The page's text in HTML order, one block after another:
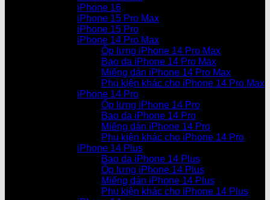
iPhone 16
iPhone 15 Pro Max
iPhone 15 Pro
iPhone 14 Pro Max
Ốp lưng iPhone 14 Pro Max
Bao da iPhone 14 Pro Max
Miếng dán iPhone 14 Pro Max
Phụ kiện khác cho iPhone 14 Pro Max
iPhone 14 Pro
Ốp lưng iPhone 14 Pro
Bao da iPhone 14 Pro
Miếng dán iPhone 14 Pro
Phụ kiện khác cho iPhone 14 Pro
iPhone 14 Plus
Bao da iPhone 14 Plus
Ốp lưng iPhone 14 Plus
Miếng dán iPhone 14 Plus
Phụ kiện khác cho iPhone 14 Plus